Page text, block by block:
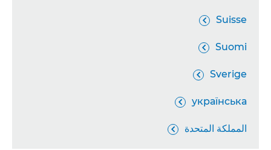
Suisse

Suomi

Sverige

українська

المملكة المتحدة 